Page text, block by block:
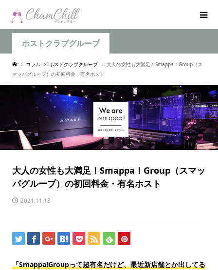
ホストクラブグループ
コラム ホストクラブグループ
大人の女性も大満足！Smappa！Group（ス
マッパグループ）の初回料金・有名ホスト
大人の女性も大満足！Smappa！Group（スマッ
パグループ）の初回料金・有名ホスト
2021.11.13
「Smappa!Groupって超有名だけど、最近新店舗とか出してる